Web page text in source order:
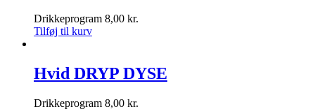
Drikkeprogram 8,00 kr.
Tilføj til kurv
Hvid DRYP DYSE
Drikkeprogram 8,00 kr.